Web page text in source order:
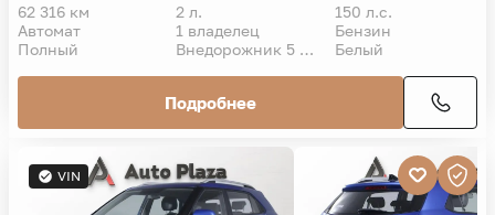
62 316 км 2 л.
150 л.с.
Автомат
1 владелец
Бензин
Полный
Внедорожник 5 дв. Белый
Подробнее
VIN